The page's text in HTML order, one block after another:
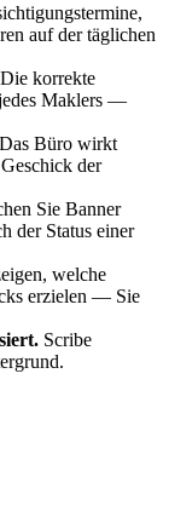
auf der täglichen
Die korrekte
Maklers —
Das Büro wirkt
der
Sie Banner
der Status einer
welche
erzielen — Sie
Scribe